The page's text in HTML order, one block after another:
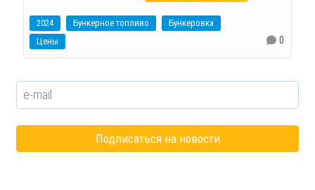
2024 Бункерное топливо
Бункеровка
Цены
0